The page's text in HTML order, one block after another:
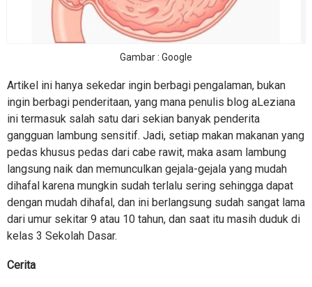
Gambar : Google
Artikel ini hanya sekedar ingin berbagi pengalaman, bukan
ingin berbagi penderitaan, yang mana penulis blog aLeziana
ini termasuk salah satu dari sekian banyak penderita
gangguan lambung sensitif. Jadi, setiap makan makanan yang
pedas khusus pedas dari cabe rawit, maka asam lambung
langsung naik dan memunculkan gejala-gejala yang mudah
dihafal karena mungkin sudah terlalu sering sehingga dapat
dengan mudah dihafal, dan ini berlangsung sudah sangat lama
dari umur sekitar 9 atau 10 tahun, dan saat itu masih duduk di
kelas 3 Sekolah Dasar.
Cerita